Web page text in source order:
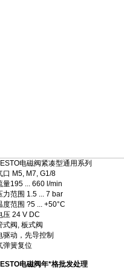
电磁阀紧凑型通用系列
口 M5, M7, G1/8
量195 ... 660 l/min
力范围 1.5 ... 7 bar
度范围 ?5 ... +50°C
压 24 V DC
式阀, 板式阀
驱动，先导控制
弹簧复位
电磁阀年*格批发处理